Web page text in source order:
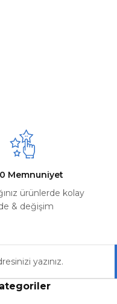
Memnuniyet
ürünlerde kolay
& değişim